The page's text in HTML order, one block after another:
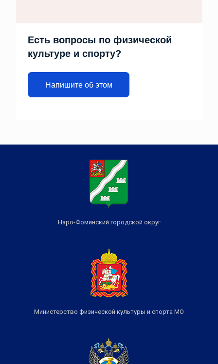
Есть вопросы по физической
культуре и спорту?
Напишите об этом
Наро-Фоминский городской округ
Министерство физической культуры и спорта МО